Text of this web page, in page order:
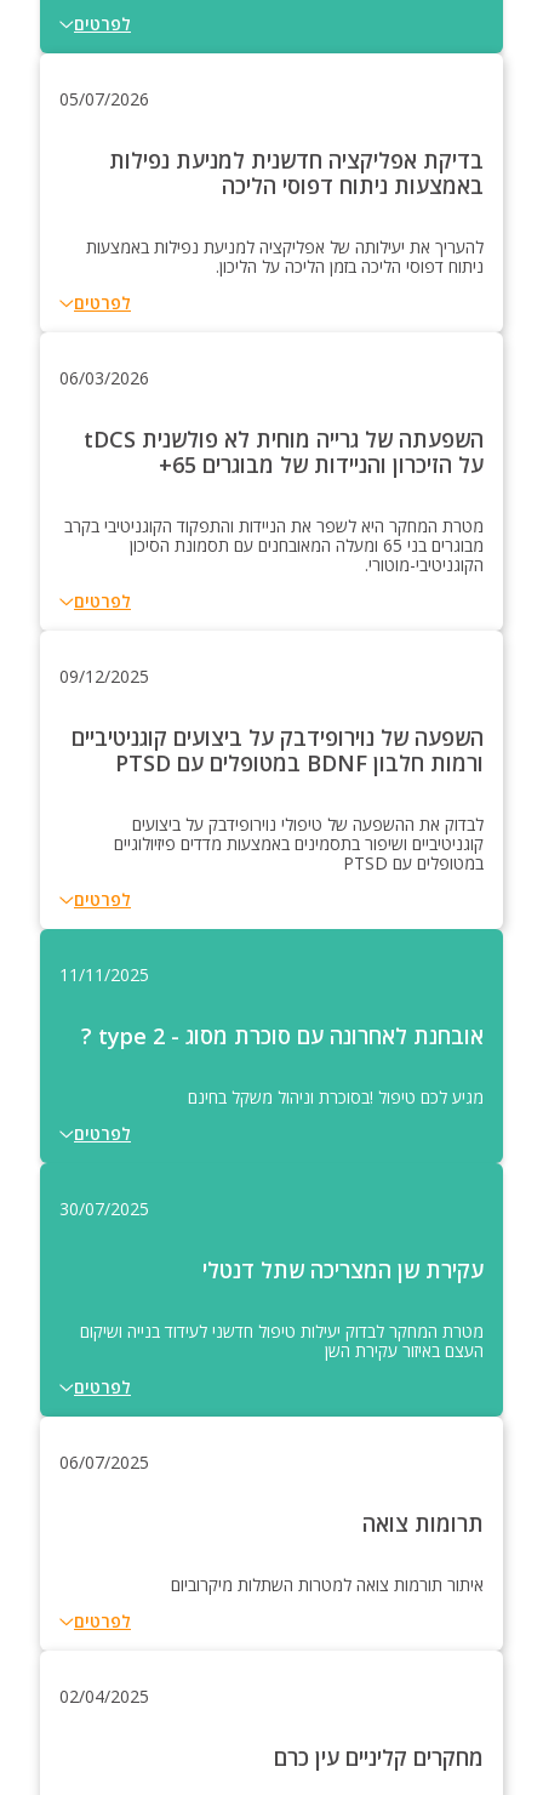
לפרטים
בדיקת אפליקציה חדשנית למניעת נפילות
באמצעות ניתוח דפוסי הליכה
05/07/2026
להעריך את יעילותה של אפליקציה למניעת נפילות באמצעות
ניתוח דפוסי הליכה בזמן הליכה על הליכון.
לפרטים
השפעתה של גרייה מוחית לא פולשנית tDCS
על הזיכרון והניידות של מבוגרים 65+
06/03/2026
מטרת המחקר היא לשפר את הניידות והתפקוד הקוגניטיבי בקרב
מבוגרים בני 65 ומעלה המאובחנים עם תסמונת הסיכון
הקוגניטיבי-מוטורי.
לפרטים
השפעה של נוירופידבק על ביצועים קוגניטיביים
ורמות חלבון BDNF במטופלים עם PTSD
09/12/2025
לבדוק את ההשפעה של טיפולי נוירופידבק על ביצועים
קוגניטיביים ושיפור בתסמינים באמצעות מדדים פיזיולוגיים
במטופלים עם PTSD
לפרטים
אובחנת לאחרונה עם סוכרת מסוג - type 2 ?
11/11/2025
מגיע לכם טיפול !בסוכרת וניהול משקל בחינם
לפרטים
עקירת שן המצריכה שתל דנטלי
30/07/2025
מטרת המחקר לבדוק יעילות טיפול חדשני לעידוד בנייה ושיקום
העצם באיזור עקירת השן
לפרטים
תרומות צואה
06/07/2025
איתור תורמות צואה למטרות השתלות מיקרוביום
לפרטים
מחקרים קליניים עין כרם
02/04/2025